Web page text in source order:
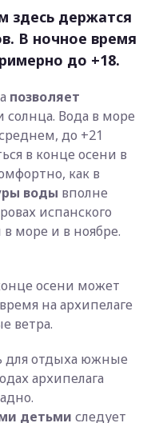
здесь держатся
В ночное время
до +18.
позволяет
солнца. Вода в море
до +21
в конце осени в
как в
воды вполне
испанского
море и в ноябре.
осени может
на архипелаге
ветра.
для отдыха южные
архипелага
детьми следует